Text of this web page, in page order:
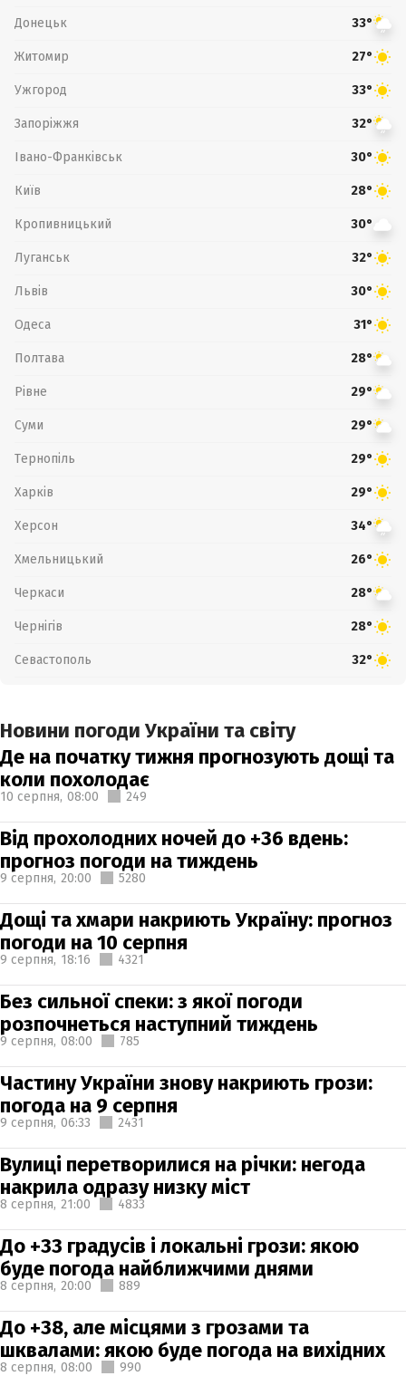
Донецьк 33°
Житомир 27°
Ужгород 33°
Запоріжжя 32°
Івано-Франківськ 30°
Київ 28°
Кропивницький 30°
Луганськ 32°
Львів 30°
Одеса 31°
Полтава 28°
Рівне 29°
Суми 29°
Тернопіль 29°
Харків 29°
Херсон 34°
Хмельницький 26°
Черкаси 28°
Чернігів 28°
Севастополь 32°
Новини погоди України та світу
Де на початку тижня прогнозують дощі та
коли похолодає
10 серпня, 08:00 249
Від прохолодних ночей до +36 вдень:
прогноз погоди на тиждень
9 серпня, 20:00 5280
Дощі та хмари накриють Україну: прогноз
погоди на 10 серпня
9 серпня, 18:16 4321
Без сильної спеки: з якої погоди
розпочнеться наступний тиждень
9 серпня, 08:00 785
Частину України знову накриють грози:
погода на 9 серпня
9 серпня, 06:33 2431
Вулиці перетворилися на річки: негода
накрила одразу низку міст
8 серпня, 21:00 4833
До +33 градусів і локальні грози: якою
буде погода найближчими днями
8 серпня, 20:00 889
До +38, але місцями з грозами та
шквалами: якою буде погода на вихідних
8 серпня, 08:00 990